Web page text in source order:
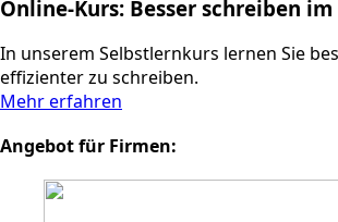
Online-Kurs: Besser schreiben
In unserem Selbstlernkurs lernen Sie
effizienter zu schreiben.
Mehr erfahren
Angebot für Firmen: